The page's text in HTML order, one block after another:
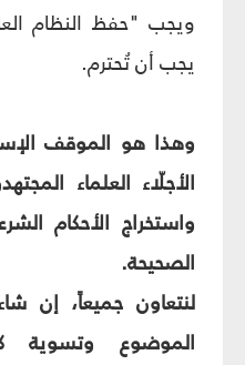
ويجب "حفظ النظام
يجب أن تُحترم.
وهذا هو الموقف
الأجلّاء العلماء
واستخراج الأحكام
الصحيحة.
لنتعاون جميعاً، إن
الموضوع وتسوية